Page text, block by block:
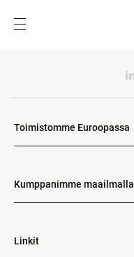
Toimistomme Euroopassa
Kumppanimme maailmalla
Linkit